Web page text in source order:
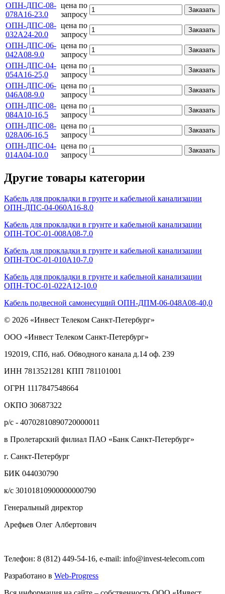
ОПН-ДПС-08-
078А16-23.0
цена по
запросу
Заказать
ОПН-ДПС-08-
032А24-20.0
цена по
запросу
Заказать
ОПН-ДПС-06-
042А08-9.0
цена по
запросу
Заказать
ОПН-ДПС-04-
054А16-25,0
цена по
запросу
Заказать
ОПН-ДПС-06-
046А08-9.0
цена по
запросу
Заказать
ОПН-ДПС-08-
084А10-16,5
цена по
запросу
Заказать
ОПН-ДПС-08-
028А06-16,5
цена по
запросу
Заказать
ОПН-ДПС-04-
014А04-10.0
цена по
запросу
Заказать
Другие товары категории
Кабель для прокладки в грунте и кабельной канализации
ОПН-ДПС-04-060А16-8.0
Кабель для прокладки в грунте и кабельной канализации
ОПН-ТОС-01-008А08-7.0
Кабель для прокладки в грунте и кабельной канализации
ОПН-ТОС-01-010А10-7.0
Кабель для прокладки в грунте и кабельной канализации
ОПН-ТОС-01-022А12-10.0
Кабель подвесной самонесущий ОПН-ДПМ-06-048А08-40,0
© 2026 «Инвест Телеком Санкт-Петербург»
ООО «Инвест Телеком Санкт-Петербург»
192019, СПб, наб. Обводного канала д.14 оф. 239
ИНН 7813521281 КПП 781101001
ОГРН 1117847548664
ОКПО 30687322
р/с - 40702810890720000011
в Пролетарский филиал ПАО «Банк Санкт-Петербург»
г. Санкт-Петербург
БИК 044030790
к/с 30101810900000000790
Генеральный директор
Арефьев Олег Албертович
Телефон: 8 (812) 449-54-16, e-mail: info@invest-telecom.com
Разработано в Web-Progress